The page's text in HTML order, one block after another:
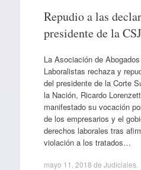
Repudio a las
presidente de la
La Asociación de
Laboralistas rechaza y
del presidente de la Corte
la Nación, Ricardo
manifestado su vocación
de los empresarios y el
derechos laborales tras
violación a los tratados…
mayo 11, 2018 de Judiciales.